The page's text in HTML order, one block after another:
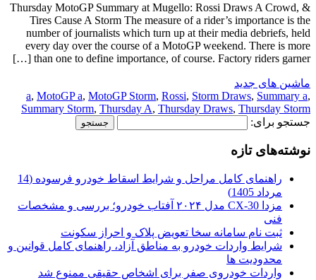
Thursday MotoGP Summary at Mugello: Rossi Draws A Crowd, &
Tires Cause A Storm The measure of a rider’s importance is the
number of journalists which turn up at their media debriefs, held
every day over the course of a MotoGP weekend. There is more
than one to define importance, of course. Factory riders garner […]
ماشین های جدید
a, MotoGP a, MotoGP Storm, Rossi, Storm Draws, Summary a,
Summary Storm, Thursday A, Thursday Draws, Thursday Storm
جستجو برای:
نوشته‌های تازه
راهنمای کامل مراحل و شرایط اسقاط خودرو فرسوده (14
مرداد 1405)
مزدا CX-30 مدل ۲۰۲۴ آفتاب خودرو؛ بررسی و مشخصات
فنی
ثبت نام سامانه سخا تعویض پلاک و احراز سکونت
شرایط واردات خودرو به مناطق آزاد، راهنمای کامل قوانین و
محدودیت ها
واردات خودروی صفر برای اشخاص حقیقی ممنوع شد